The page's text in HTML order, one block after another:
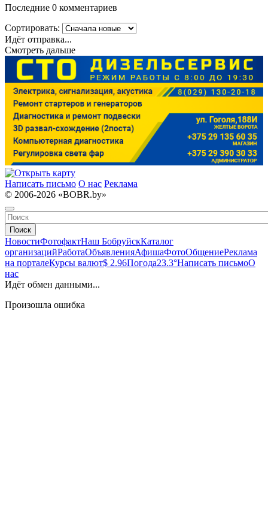
Последние 0 комментариев
Сортировать:
Идёт отправка...
Смотреть дальше
Написать письмо О нас Реклама
© 2006-2026 «BOBR.by»
Поиск
НовостиФотофактНаш БобруйскКаталог
организацийРаботаОбъявленияАфишаФотоОбщениеРеклама
на порталеКурсы валют$ 2.96Погода23.3°Написать письмоО
нас
Идёт обмен данными...
Произошла ошибка